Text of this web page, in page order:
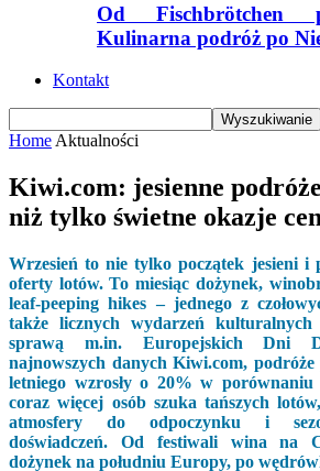
Od Fischbrötchen
Kulinarna podróż po
Kontakt
Home Aktualności
Kiwi.com: jesienne
niż tylko świetne okazje
Wrzesień to nie tylko początek jesieni i
oferty lotów. To miesiąc dożynek,
leaf-peeping hikes – jednego z
także licznych wydarzeń
sprawą m.in. Europejskich Dni
najnowszych danych Kiwi.com, podróże
letniego wzrosły o 20% w
coraz więcej osób szuka tańszych
atmosfery do odpoczynku i
doświadczeń. Od festiwali wina na
dożynek na południu Europy, po